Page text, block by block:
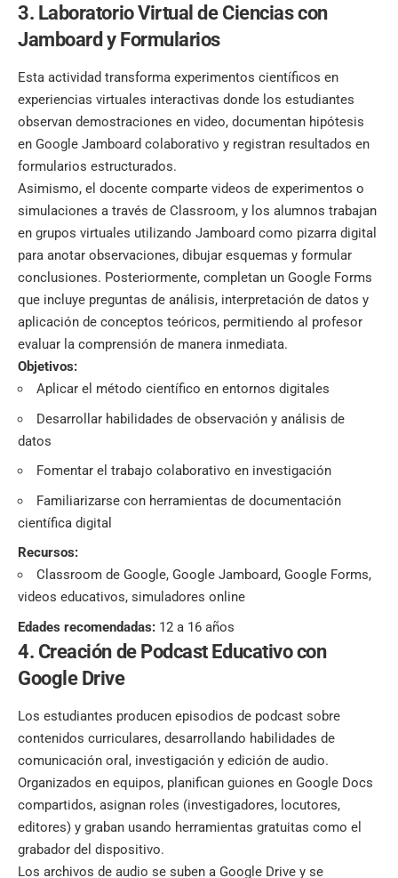
3. Laboratorio Virtual de Ciencias con
Jamboard y Formularios
Esta actividad transforma experimentos científicos en
experiencias virtuales interactivas donde los estudiantes
observan demostraciones en video, documentan hipótesis
en Google Jamboard colaborativo y registran resultados en
formularios estructurados.
Asimismo, el docente comparte videos de experimentos o
simulaciones a través de Classroom, y los alumnos trabajan
en grupos virtuales utilizando Jamboard como pizarra digital
para anotar observaciones, dibujar esquemas y formular
conclusiones. Posteriormente, completan un Google Forms
que incluye preguntas de análisis, interpretación de datos y
aplicación de conceptos teóricos, permitiendo al profesor
evaluar la comprensión de manera inmediata.
Objetivos:
Aplicar el método científico en entornos digitales
Desarrollar habilidades de observación y análisis de
datos
Fomentar el trabajo colaborativo en investigación
Familiarizarse con herramientas de documentación
científica digital
Recursos:
Classroom de Google, Google Jamboard, Google Forms,
videos educativos, simuladores online
Edades recomendadas: 12 a 16 años
4. Creación de Podcast Educativo con
Google Drive
Los estudiantes producen episodios de podcast sobre
contenidos curriculares, desarrollando habilidades de
comunicación oral, investigación y edición de audio.
Organizados en equipos, planifican guiones en Google Docs
compartidos, asignan roles (investigadores, locutores,
editores) y graban usando herramientas gratuitas como el
grabador del dispositivo.
Los archivos de audio se suben a Google Drive y se